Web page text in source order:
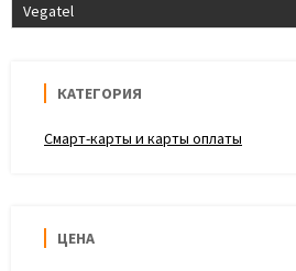
Vegatel
КАТЕГОРИЯ
Смарт-карты и карты оплаты
ЦЕНА